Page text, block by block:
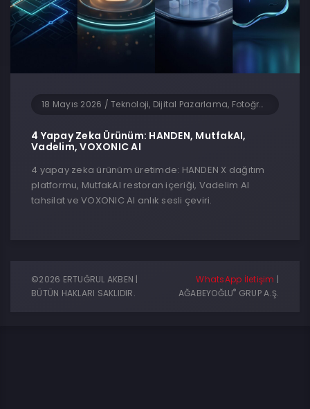
18 Mayıs 2026 / Teknoloji, Dijital Pazarlama, Fotoğrafçılık, Genel, Girişimcilik, Yapay Zeka, Yazılım
4 Yapay Zeka Ürünüm: HANDEN, MutfakAI,
Vadelim, VOXONIC AI
4 yapay zeka ürünüm üretimde: HANDEN X dağıtım
platformu, MutfakAI restoran içeriği, Vadelim AI
tahsilat ve VOXONIC AI anlık sesli çeviri.
©2026 ERTUĞRUL AKBEN |
BÜTÜN HAKLARI SAKLIDIR.
WhatsApp İletişim |
AĞABEYOĞLU® GRUP A.Ş.